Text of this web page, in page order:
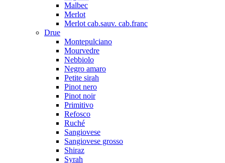
Malbec
Merlot
Merlot cab.sauv. cab.franc
Drue
Montepulciano
Mourvedre
Nebbiolo
Negro amaro
Petite sirah
Pinot nero
Pinot noir
Primitivo
Refosco
Ruché
Sangiovese
Sangiovese grosso
Shiraz
Syrah